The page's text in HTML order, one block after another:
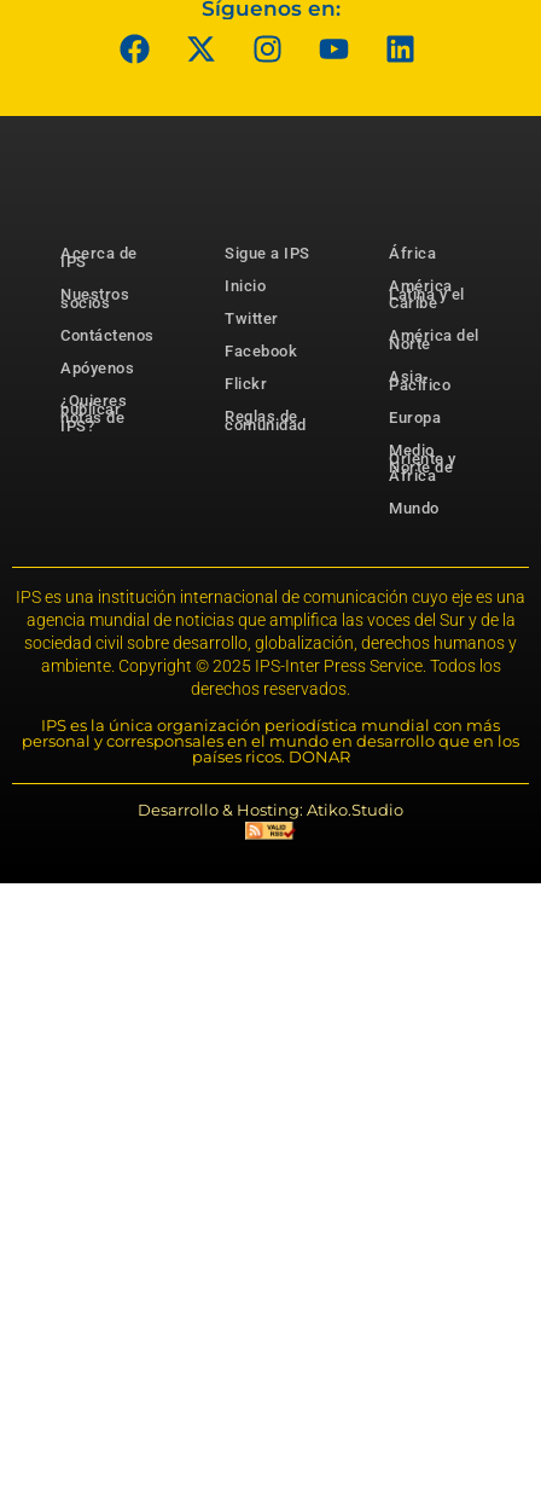
Síguenos en:
Acerca de
IPS
Nuestros
socios
Contáctenos
Apóyenos
¿Quieres
publicar
notas de
IPS?
Sigue a IPS
Inicio
Twitter
Facebook
Flickr
Reglas de
comunidad
África
América
Latina y el
Caribe
América del
Norte
Asia-
Pacífico
Europa
Medio
Oriente y
Norte de
África
Mundo
IPS es una institución internacional de comunicación cuyo eje es una
agencia mundial de noticias que amplifica las voces del Sur y de la
sociedad civil sobre desarrollo, globalización, derechos humanos y
ambiente. Copyright © 2025 IPS-Inter Press Service. Todos los
derechos reservados.
IPS es la única organización periodística mundial con más
personal y corresponsales en el mundo en desarrollo que en los
países ricos. DONAR
Desarrollo & Hosting: Atiko.Studio